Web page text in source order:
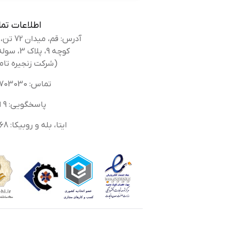
اطلاعات
آدرس: قم، میدان 72 تن، بلوار کوه سفید،
کوچه 9، پلاک 3، سوله بانک کفش
(شرکت زنجیره
تماس: 02536703030
پاسخگویی: 9 الی 14
ایتا، بله و روبیکا: 09336616568